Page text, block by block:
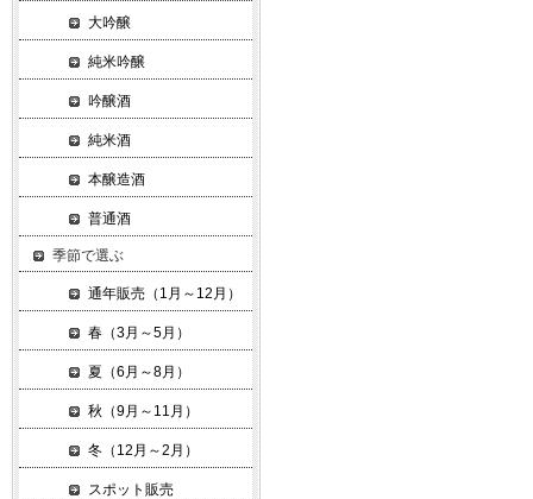
大吟醸
純米吟醸
吟醸酒
純米酒
本醸造酒
普通酒
季節で選ぶ
通年販売（1月～12月）
春（3月～5月）
夏（6月～8月）
秋（9月～11月）
冬（12月～2月）
スポット販売